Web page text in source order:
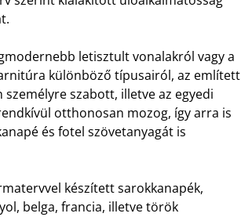
letisztult vonalakról vagy a
különböző típusairól, az említett
szabott, illetve az egyedi
otthonosan mozog, így arra is
és fotel szövetanyagát is
készített sarokkanapék,
belga, francia, illetve török